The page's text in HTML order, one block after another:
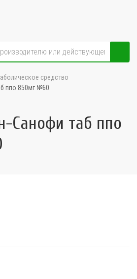
средство
ппо 850мг №60
Санофи таб ппо